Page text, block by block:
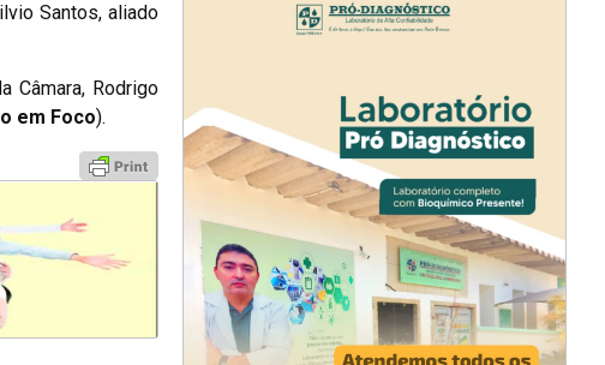
Santos, aliado
Câmara, Rodrigo
em Foco).